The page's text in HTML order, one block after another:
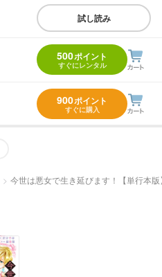
試し読み
500ポイント
すぐにレンタル
900ポイント
すぐに購入
今世は悪女で生き延びます！【単行本